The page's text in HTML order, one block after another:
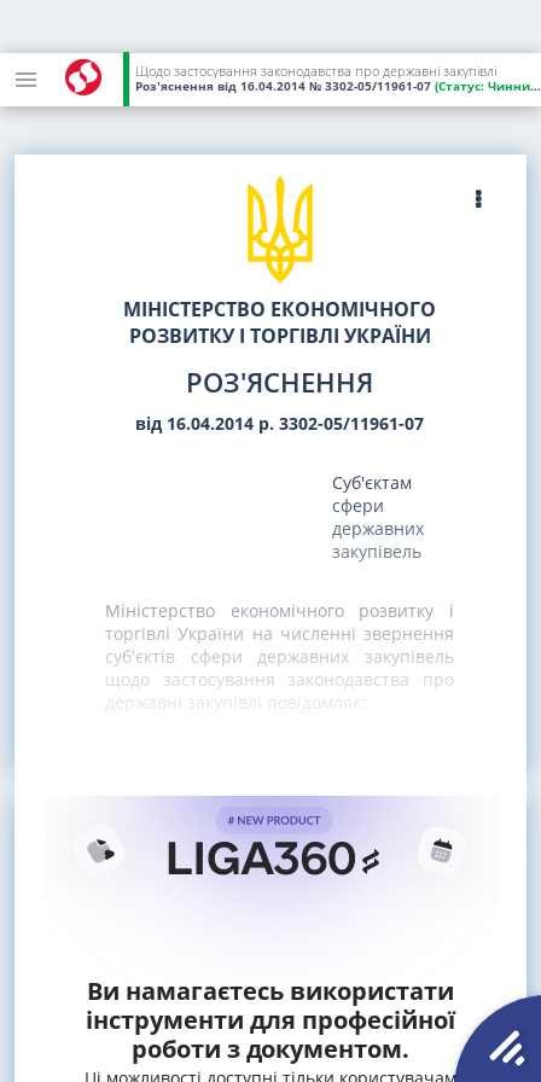
Щодо застосування законодавства про державні закупівлі
Роз'яснення від 16.04.2014 № 3302-05/11961-07 (Статус: Чинний)
МІНІСТЕРСТВО ЕКОНОМІЧНОГО
РОЗВИТКУ І ТОРГІВЛІ УКРАЇНИ
РОЗ'ЯСНЕННЯ
від 16.04.2014 р. 3302-05/11961-07
Суб'єктам
сфери
державних
закупівель
Міністерство економічного розвитку і
торгівлі України на численні звернення
суб'єктів сфери державних закупівель
щодо застосування законодавства про
державні закупівлі повідомляє:
Ви намагаєтесь використати
інструменти для професійної
роботи з документом.